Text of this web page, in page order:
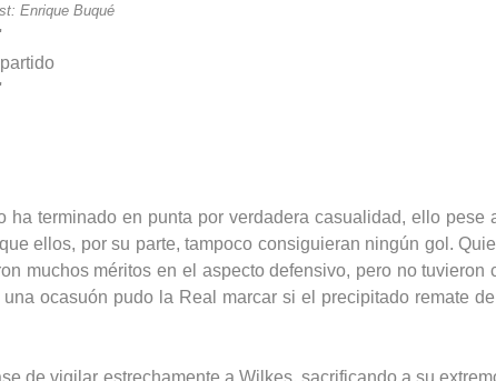
Enrique Buqué
terminado en punta por verdadera casualidad, ello
ellos, por su parte, tampoco consiguieran ningún gol.
muchos méritos en el aspecto defensivo, pero no tuvieron
ocasuón pudo la Real marcar si el precipitado remate
de vigilar estrechamente a Wilkes, sacrificando a su